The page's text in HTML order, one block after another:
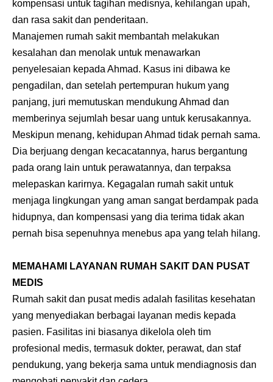
kompensasi untuk tagihan medisnya, kehilangan upah,
dan rasa sakit dan penderitaan.
Manajemen rumah sakit membantah melakukan
kesalahan dan menolak untuk menawarkan
penyelesaian kepada Ahmad. Kasus ini dibawa ke
pengadilan, dan setelah pertempuran hukum yang
panjang, juri memutuskan mendukung Ahmad dan
memberinya sejumlah besar uang untuk kerusakannya.
Meskipun menang, kehidupan Ahmad tidak pernah sama.
Dia berjuang dengan kecacatannya, harus bergantung
pada orang lain untuk perawatannya, dan terpaksa
melepaskan karirnya. Kegagalan rumah sakit untuk
menjaga lingkungan yang aman sangat berdampak pada
hidupnya, dan kompensasi yang dia terima tidak akan
pernah bisa sepenuhnya menebus apa yang telah hilang.
MEMAHAMI LAYANAN RUMAH SAKIT DAN PUSAT
MEDIS
Rumah sakit dan pusat medis adalah fasilitas kesehatan
yang menyediakan berbagai layanan medis kepada
pasien. Fasilitas ini biasanya dikelola oleh tim
profesional medis, termasuk dokter, perawat, dan staf
pendukung, yang bekerja sama untuk mendiagnosis dan